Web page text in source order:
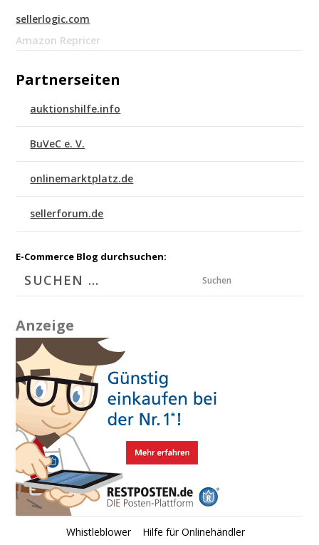
sellerlogic.com
Amazon Repricer
Partnerseiten
auktionshilfe.info
BuVeC e. V.
onlinemarktplatz.de
sellerforum.de
E-Commerce Blog durchsuchen:
Suchen
Anzeige
Whistleblower Hilfe für Onlinehändler